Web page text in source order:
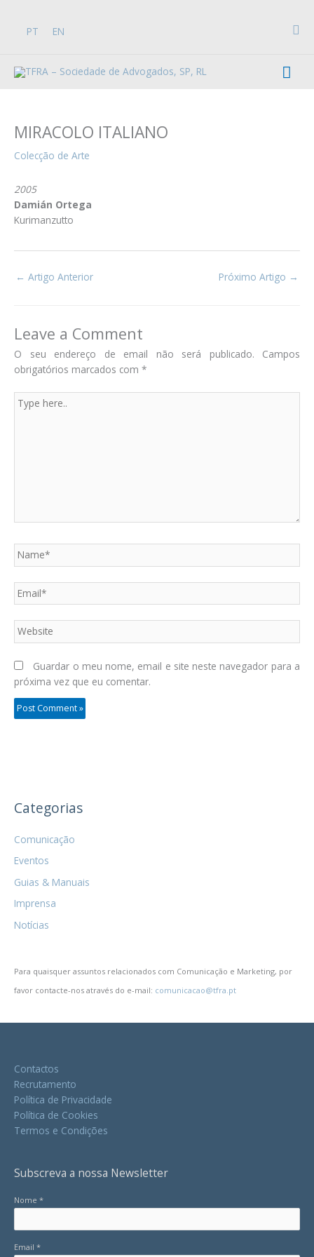
contentPT EN
Categorias
Comunicação
Eventos
Guias & Manuais
Imprensa
Notícias
Para quaisquer assuntos relacionados com Comunicação e Marketing, por
favor contacte-nos através do e-mail: comunicacao@tfra.pt
MIRACOLO ITALIANO
Colecção de Arte
2005
Damián Ortega
Kurimanzutto
← Artigo Anterior Próximo Artigo →
Leave a Comment
O seu endereço de email não será publicado.
Campos
obrigatórios marcados com *
Type
here..
Name*
Email*
Website
Guardar o meu nome, email e site neste navegador para a
próxima vez que eu comentar.
Contactos
Recrutamento
Política de Privacidade
Política de Cookies
Termos e Condições
Subscreva a nossa Newsletter
Nome *
Email *